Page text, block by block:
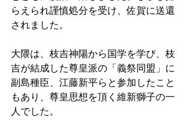
らえられ謹慎処分を受け、佐賀に送還
されました。
大隈は、枝吉神陽から国学を学び、枝
吉が結成した尊皇派の「義祭同盟」に
副島種臣、江藤新平らと参加したこと
もあり、尊皇思想を頂く維新獅子の一
人でした。